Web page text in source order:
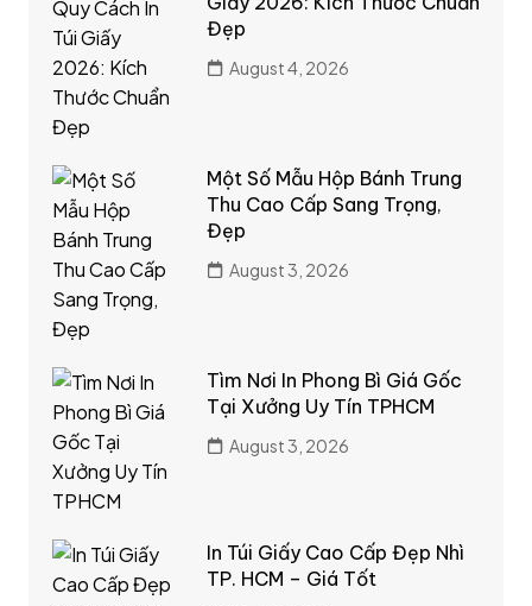
Đẹp
August 4, 2026
Một Số Mẫu Hộp Bánh Trung
Thu Cao Cấp Sang Trọng,
Đẹp
August 3, 2026
Tìm Nơi In Phong Bì Giá Gốc
Tại Xưởng Uy Tín TPHCM
August 3, 2026
In Túi Giấy Cao Cấp Đẹp Nhì
TP. HCM – Giá Tốt